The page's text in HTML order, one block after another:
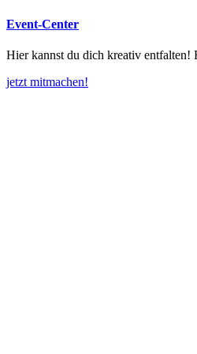
Event-Center
Hier kannst du dich kreativ entfalten!
jetzt mitmachen!